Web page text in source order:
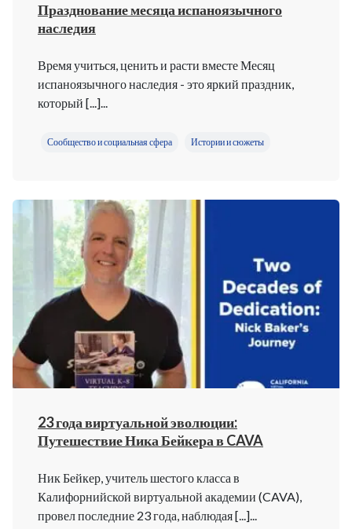
Празднование месяца испаноязычного
наследия
Время учиться, ценить и расти вместе Месяц
испаноязычного наследия - это яркий праздник,
который [...]...
Сообщество и социальная сфера Истории и сюжеты
23 года виртуальной эволюции:
Путешествие Ника Бейкера в CAVA
Ник Бейкер, учитель шестого класса в
Калифорнийской виртуальной академии (CAVA),
провел последние 23 года, наблюдая [...]...